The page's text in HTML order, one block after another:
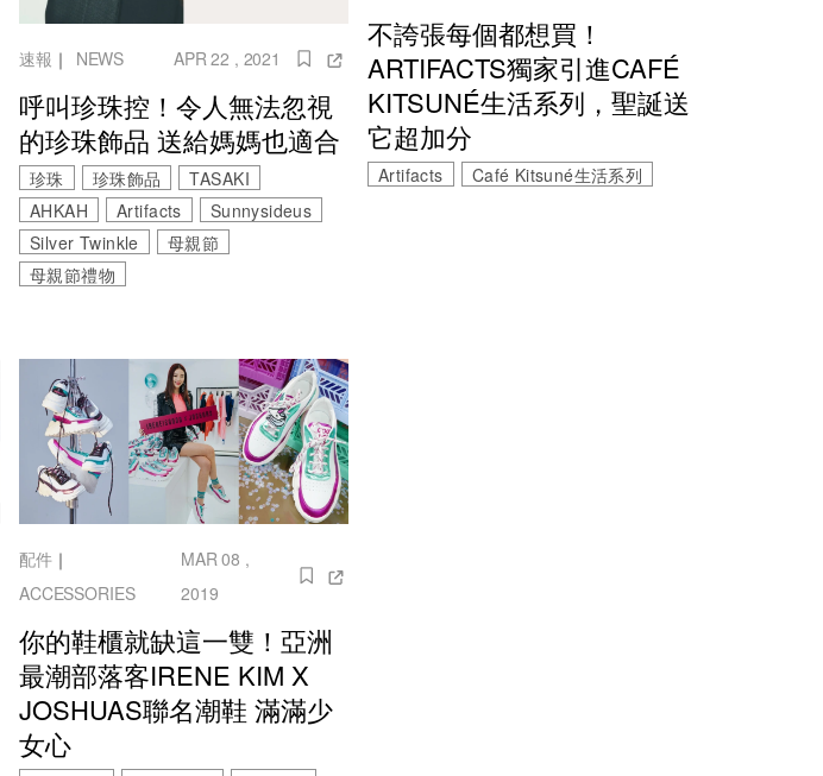
速報 ｜ NEWS APR 22 , 2021
呼叫珍珠控！令人無法忽視
的珍珠飾品 送給媽媽也適合
珍珠 珍珠飾品
TASAKI
AHKAH
Artifacts
Sunnysideus
Silver Twinkle
母親節
母親節禮物
不誇張每個都想買！
ARTIFACTS獨家引進CAFÉ
KITSUNÉ生活系列，聖誕送
它超加分
Artifacts Café Kitsuné生活系列
配件｜
ACCESSORIES
MAR 08 ,
2019
你的鞋櫃就缺這一雙！亞洲
最潮部落客IRENE KIM X
JOSHUAS聯名潮鞋 滿滿少
女心